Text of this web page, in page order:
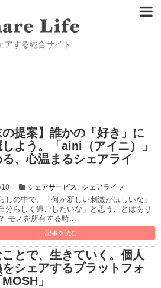
アする総合サイト
の提案】誰かの「好き」に
よう。「aini（アイニ）」
、心温まるシェアライ
シェアサービス シェアライフ
しの中で、「何か新しい刺激がほしいな」
分らしく過ごしたいな」と思うことはあり
モノを所有する時...
記事を読む
とで、生きていく。個人
シェアするプラットフォ
」